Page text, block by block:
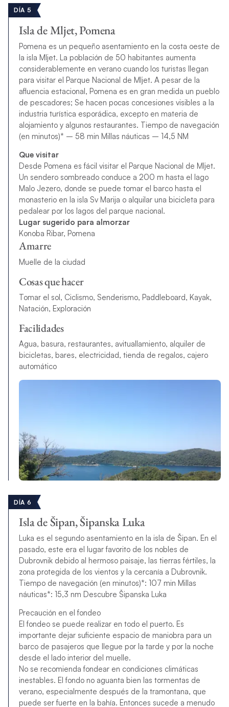
DÍA 5
Isla de Mljet, Pomena
Pomena es un pequeño asentamiento en la costa oeste de
la isla Mljet. La población de 50 habitantes aumenta
considerablemente en verano cuando los turistas llegan
para visitar el Parque Nacional de Mljet. A pesar de la
afluencia estacional, Pomena es en gran medida un pueblo
de pescadores; Se hacen pocas concesiones visibles a la
industria turística esporádica, excepto en materia de
alojamiento y algunos restaurantes. Tiempo de navegación
(en minutos)* – 58 min Millas náuticas – 14,5 NM
Que visitar
Desde Pomena es fácil visitar el Parque Nacional de Mljet.
Un sendero sombreado conduce a 200 m hasta el lago
Malo Jezero, donde se puede tomar el barco hasta el
monasterio en la isla Sv Marija o alquilar una bicicleta para
pedalear por los lagos del parque nacional.
Lugar sugerido para almorzar
Konoba Ribar, Pomena
Amarre
Muelle de la ciudad
Cosas que hacer
Tomar el sol, Ciclismo, Senderismo, Paddleboard, Kayak,
Natación, Exploración
Facilidades
Agua, basura, restaurantes, avituallamiento, alquiler de
bicicletas, bares, electricidad, tienda de regalos, cajero
automático
DÍA 6
Isla de Šipan, Šipanska Luka
Luka es el segundo asentamiento en la isla de Šipan. En el
pasado, este era el lugar favorito de los nobles de
Dubrovnik debido al hermoso paisaje, las tierras fértiles, la
zona protegida de los vientos y la cercanía a Dubrovnik.
Tiempo de navegación (en minutos)*: 107 min Millas
náuticas*: 15,3 nm Descubre Šipanska Luka
Precaución en el fondeo
El fondeo se puede realizar en todo el puerto. Es
importante dejar suficiente espacio de maniobra para un
barco de pasajeros que llegue por la tarde y por la noche
desde el lado interior del muelle.
No se recomienda fondear en condiciones climáticas
inestables. El fondo no aguanta bien las tormentas de
verano, especialmente después de la tramontana, que
puede ser fuerte en la bahía. Entonces sucede a menudo